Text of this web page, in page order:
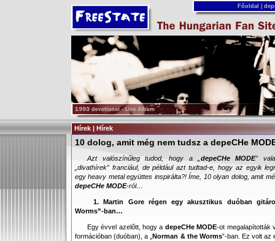
Főoldal
Hírek | Hírek
10 dolog, amit még nem tudsz a depeCHe
Azt valószínűleg tudod, hogy a „ depeCHe MODE”
„divathírek” franciául, de például azt tudtad-e, hogy az egyik
egy heavy metal együttes inspirálta?! Íme, 10 olyan dolog, amit
depeCHe MODE-ról…
1. Martin Gore régen egy akusztikus duóban
Worms”-ban…
Egy évvel azelőtt, hogy a depeCHe MODE-ot megalapították
formációban (duóban), a „Norman & the Worms”-ban. Ez volt az